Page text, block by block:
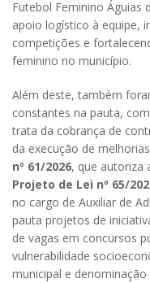
Futebol Feminino Águias
apoio logístico à equipe,
competições e
feminino no município.
Além deste, também
constantes na pauta,
trata da cobrança de
da execução de
nº 61/2026, que autoriza
Projeto de Lei nº 65/
no cargo de Auxiliar de
pauta projetos de
de vagas em concursos
vulnerabilidade
municipal e denominação